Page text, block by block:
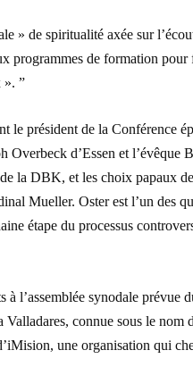
» de spiritualité axée sur
programmes de formation pour
». ”
le président de la Conférence
d’Essen et l’évêque
la DBK, et les choix papaux
Mueller. Oster est l’un des
étape du processus
l’assemblée synodale prévue
connue sous le nom
une organisation qui